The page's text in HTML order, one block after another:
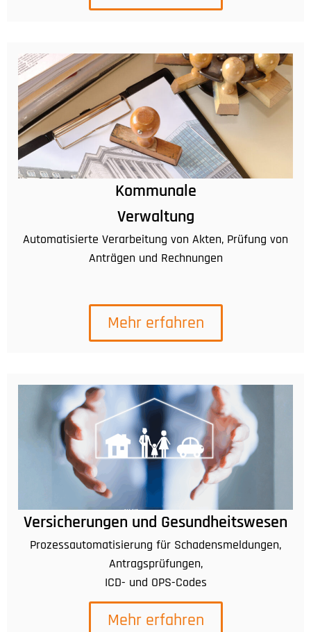
Kommunale
Verwaltung
Automatisierte Verarbeitung von Akten, Prüfung von
Anträgen und Rechnungen
Mehr erfahren
Versicherungen und Gesundheitswesen
Prozessautomatisierung für Schadensmeldungen,
Antragsprüfungen,
ICD- und OPS-Codes
Mehr erfahren